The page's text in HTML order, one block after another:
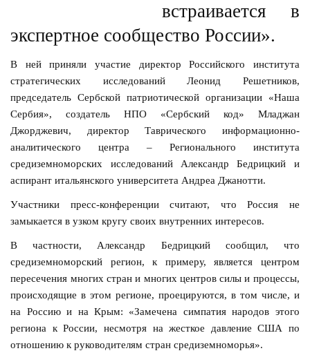
встраивается в
экспертное сообщество России».
В ней приняли участие директор Российского института
стратегических исследований Леонид Решетников,
председатель Сербской патриотической организации «Наша
Сербия», создатель НПО «Сербский код» Младжан
Джорджевич, директор Таврического информационно-
аналитического центра – Регионального института
средиземноморских исследований Александр Бедрицкий и
аспирант итальянского университета Андреа Джанотти.
Участники пресс-конференции считают, что Россия не
замыкается в узком кругу своих внутренних интересов.
В частности, Александр Бедрицкий сообщил, что
средиземноморский регион, к примеру, является центром
пересечения многих стран и многих центров силы и процессы,
происходящие в этом регионе, проецируются, в том числе, и
на Россию и на Крым: «Замечена симпатия народов этого
региона к России, несмотря на жесткое давление США по
отношению к руководителям стран средиземноморья».